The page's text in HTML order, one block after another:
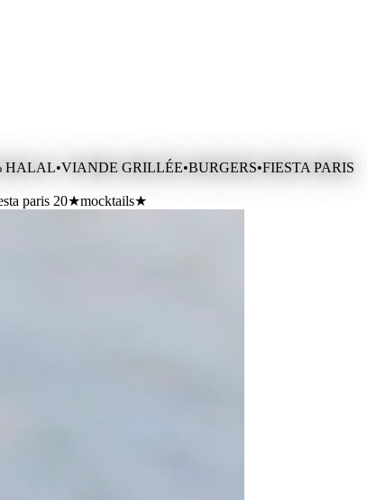
HALAL•VIANDE GRILLÉE•BURGERS•FIESTA PARIS
paris 20★mocktails★